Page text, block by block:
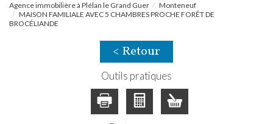
Agence immobilière à Plélan le Grand Guer
Monteneuf
MAISON FAMILIALE AVEC 5 CHAMBRES PROCHE FORÊT DE
BROCÉLIANDE
< Retour
Outils pratiques